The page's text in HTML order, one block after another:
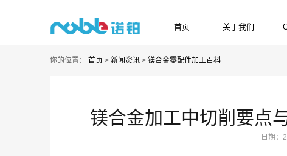
首页 关于我们
你的位置： 首页 > 新闻资讯 > 镁合金零配件加工百科
镁合金加工中切削要点
日期：